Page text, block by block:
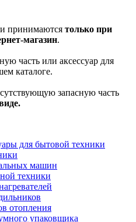
принимаются только при
магазин.
часть или аксессуар для
каталоге.
запасную часть
для бытовой техники
машин
техники
отопления
упаковщика